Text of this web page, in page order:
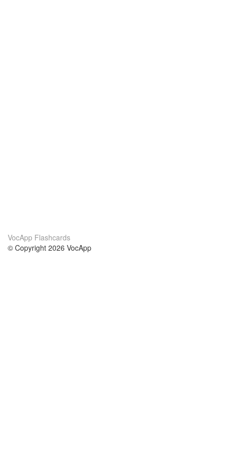
VocApp Flashcards
© Copyright 2026 VocApp